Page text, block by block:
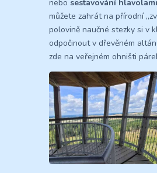
nebo sestavování
můžete zahrát na přírodní
polovině naučné stezky si v
odpočinout v dřevěném
zde na veřejném ohništi